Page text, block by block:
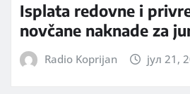
Isplata redovne i
novčane naknade za
Radio Koprijan јул 21,